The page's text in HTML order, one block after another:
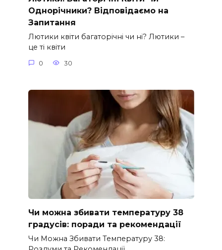
Однорічники? Відповідаємо на
Запитання
Лютики квіти багаторічні чи ні? Лютики –
це ті квіти
0 30
Чи можна збивати температуру 38
градусів: поради та рекомендації
Чи Можна Збивати Температуру 38: